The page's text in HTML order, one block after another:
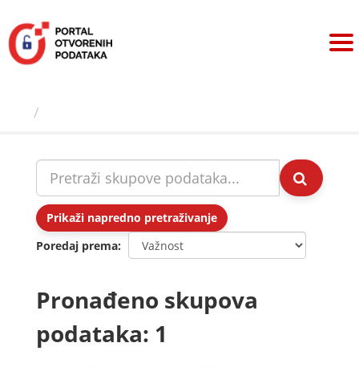
sadržaj
Prikaži napredno pretraživanje
Poredaj prema
Pronađeno skupova
podataka: 1